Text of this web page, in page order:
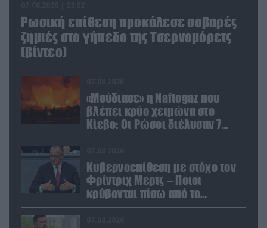
Ρωσική επίθεση προκάλεσε σοβαρές
ζημιές στο γήπεδο της Τσερνομόρετς
(βίντεο)
«Μούδιασε» η Naftogaz που
βλέπει κρύο χειμώνα στο
Κίεβο: Οι Ρώσοι διέλυσαν 7
εγκαταστάσεις του ουκρανικού
Κυβερνοεπίθεση με στόχο τον
Φρίντριχ Μερτς – Ποιοι
κρύβονται πίσω από το
παραποιημένο βίντεο